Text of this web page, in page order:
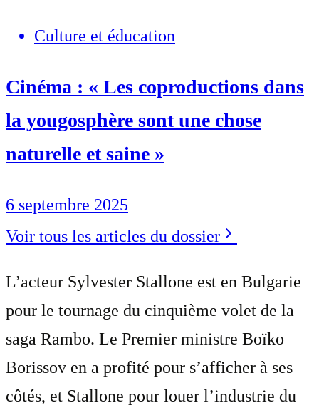
Culture et éducation
Cinéma : « Les coproductions dans
la yougosphère sont une chose
naturelle et saine »
6 septembre 2025
Voir tous les articles du dossier
L’acteur Sylvester Stallone est en Bulgarie
pour le tournage du cinquième volet de la
saga Rambo. Le Premier ministre Boïko
Borissov en a profité pour s’afficher à ses
côtés, et Stallone pour louer l’industrie du